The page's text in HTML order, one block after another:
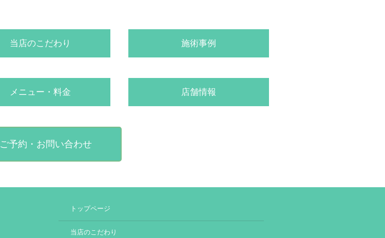
当店のこだわり 施術事例
メニュー・料金 店舗情報
ご予約・お問い合わせ
トップページ
当店のこだわり